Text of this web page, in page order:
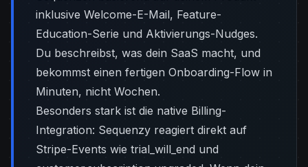
inklusive Welcome-E-Mail, Feature-
Education-Serie und Aktivierungs-Nudges.
Du beschreibst, was dein SaaS macht, und
bekommst einen fertigen Onboarding-Flow in
Minuten, nicht Wochen.
Besonders stark ist die native Billing-
Integration: Sequenzy reagiert direkt auf
Stripe-Events wie trial_will_end und